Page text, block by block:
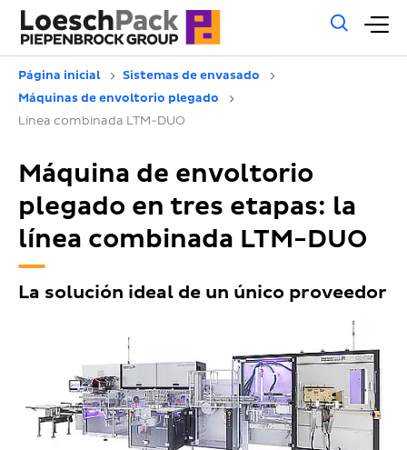
Página inicial
Sistemas de envasado
Máquinas de envoltorio plegado
Línea combinada LTM-DUO
Máquina de envoltorio
plegado en tres etapas: la
línea combinada LTM-DUO
La solución ideal de un único proveedor